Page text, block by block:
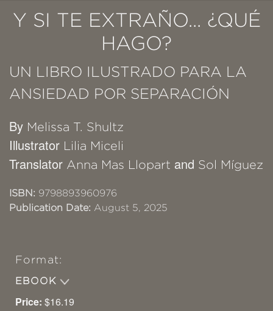
Y SI TE EXTRAÑO... ¿QUÉ
HAGO?
UN LIBRO ILUSTRADO PARA LA
ANSIEDAD POR SEPARACIÓN
By Melissa T. Shultz
Illustrator Lilia Miceli
Translator Anna Mas Llopart and Sol Míguez
ISBN: 9798893960976
Publication Date: August 5, 2025
Format:
EBOOK
Price: $16.19